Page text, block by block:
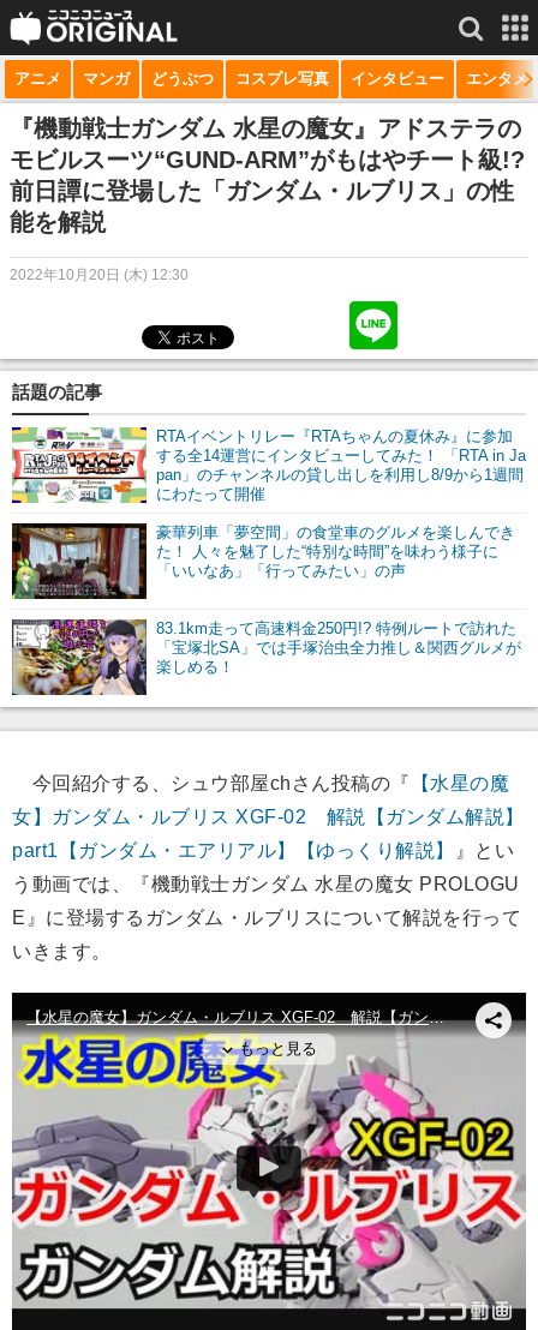
サービス一覧 もっと見る
niconico
動画
生放送
ニュース
マンガ
ニコニコQ
アニメ マンガ どうぶつ コスプレ写真 インタビュー エンタメ
『機動戦士ガンダム 水星の魔女』アドステラの
モビルスーツ“GUND-ARM”がもはやチート級!?
前日譚に登場した「ガンダム・ルブリス」の性
能を解説
2022年10月20日 (木) 12:30
話題の記事
RTAイベントリレー『RTAちゃんの夏休み』に参加
する全14運営にインタビューしてみた！ 「RTA in Ja
pan」のチャンネルの貸し出しを利用し8/9から1週間
にわたって開催
豪華列車「夢空間」の食堂車のグルメを楽しんでき
た！ 人々を魅了した“特別な時間”を味わう様子に
「いいなあ」「行ってみたい」の声
83.1km走って高速料金250円!? 特例ルートで訪れた
「宝塚北SA」では手塚治虫全力推し＆関西グルメが
楽しめる！
今回紹介する、シュウ部屋chさん投稿の『 【水星の魔
女】ガンダム・ルブリス XGF-02 解説【ガンダム解説】
part1【ガンダム・エアリアル】【ゆっくり解説】
』とい
う動画では、『機動戦士ガンダム 水星の魔女 PROLOGU
E』に登場するガンダム・ルブリスについて解説を行って
いきます。